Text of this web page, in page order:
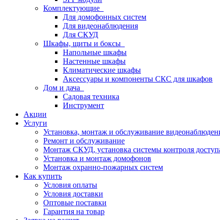
Комплектующие
Для домофонных систем
Для видеонаблюдения
Для СКУД
Шкафы, щиты и боксы
Напольные шкафы
Настенные шкафы
Климатические шкафы
Аксессуары и компоненты СКС для шкафов
Дом и дача
Садовая техника
Инструмент
Акции
Услуги
Установка, монтаж и обслуживание
Ремонт и обслуживание
Монтаж СКУД, установка системы контроля
Установка и монтаж домофонов
Монтаж охранно-пожарных систем
Как купить
Условия оплаты
Условия доставки
Оптовые поставки
Гарантия на товар